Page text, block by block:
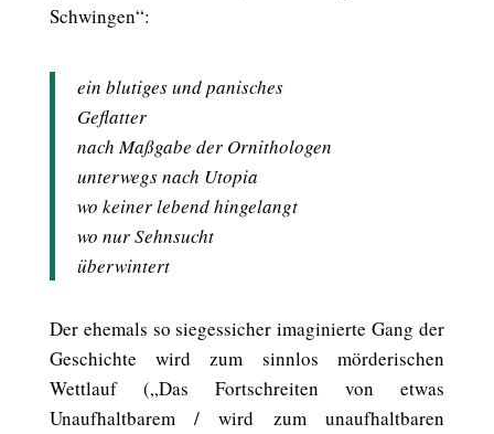
Schwingen“:
ein blutiges und panisches
Geflatter
nach Maßgabe der Ornithologen
unterwegs nach Utopia
wo keiner lebend hingelangt
wo nur Sehnsucht
überwintert
Der ehemals so siegessicher imaginierte Gang der
Geschichte wird zum sinnlos mörderischen
Wettlauf („Das Fortschreiten von etwas
Unaufhaltbarem / wird zum unaufhaltbaren